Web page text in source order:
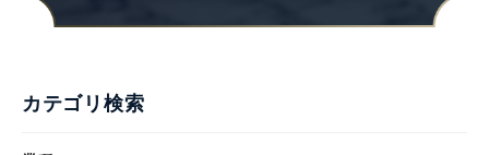
カテゴリ検索